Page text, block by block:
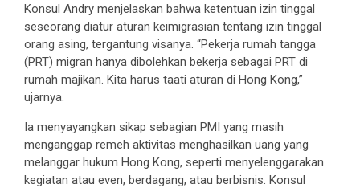
Konsul Andry menjelaskan bahwa ketentuan izin tinggal
seseorang diatur aturan keimigrasian tentang izin tinggal
orang asing, tergantung visanya. “Pekerja rumah tangga
(PRT) migran hanya dibolehkan bekerja sebagai PRT di
rumah majikan. Kita harus taati aturan di Hong Kong,”
ujarnya.
Ia menyayangkan sikap sebagian PMI yang masih
menganggap remeh aktivitas menghasilkan uang yang
melanggar hukum Hong Kong, seperti menyelenggarakan
kegiatan atau even, berdagang, atau berbisnis. Konsul